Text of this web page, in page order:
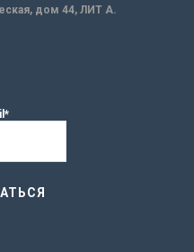
дом 44, ЛИТ А.